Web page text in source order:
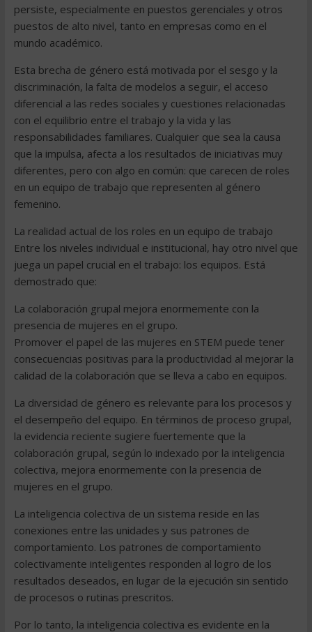
persiste, especialmente en puestos gerenciales y otros
puestos de alto nivel, tanto en empresas como en el
mundo académico.
Esta brecha de género está motivada por el sesgo y la
discriminación, la falta de modelos a seguir, el acceso
diferencial a las redes sociales y cuestiones relacionadas
con el equilibrio entre el trabajo y la vida y las
responsabilidades familiares. Cualquier que sea la causa
que la impulsa, afecta a los resultados de iniciativas muy
diferentes, pero con algo en común: que carecen de roles
en un equipo de trabajo que representen al género
femenino.
La realidad actual de los roles en un equipo de trabajo
Entre los niveles individual e institucional, hay otro nivel que
juega un papel crucial en el trabajo: los equipos. Está
demostrado que:
La colaboración grupal mejora enormemente con la
presencia de mujeres en el grupo.
Promover el papel de las mujeres en STEM puede tener
consecuencias positivas para la productividad al mejorar la
calidad de la colaboración que se lleva a cabo en equipos.
La diversidad de género es relevante para los procesos y
el desempeño del equipo. En términos de proceso grupal,
la evidencia reciente sugiere fuertemente que la
colaboración grupal, según lo indexado por la inteligencia
colectiva, mejora enormemente con la presencia de
mujeres en el grupo.
La inteligencia colectiva de un sistema reside en las
conexiones entre las unidades y sus patrones de
comportamiento. Los patrones de comportamiento
colectivamente inteligentes responden al logro de los
resultados deseados, en lugar de la ejecución sin sentido
de procesos o rutinas prescritos.
Por lo tanto, la inteligencia colectiva es evidente en la